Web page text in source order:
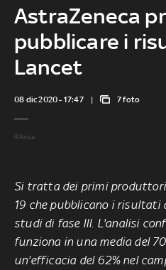
AstraZeneca
pubblicare i
Lancet
08 dic 2020 - 17:47 7 foto
©Ansa
Si tratta dei primi
19 che pubblicano i risultati
studi di fase III. L'analisi
funziona in una media del
un'efficacia del 62% nel